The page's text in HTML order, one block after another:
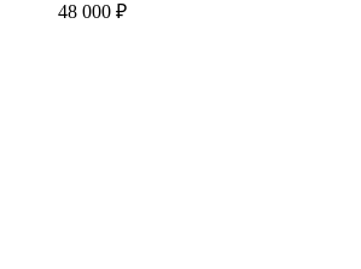
48 000 ₽